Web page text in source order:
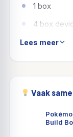
1 box
4 box
Lees meer
Vaak
Build